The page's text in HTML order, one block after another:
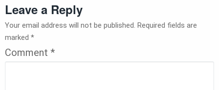
Leave a Reply
Your email address will not be published. Required fields are
marked *
Comment *